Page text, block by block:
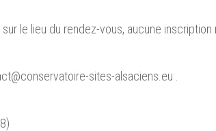
le lieu du rendez-vous, aucune inscription
sites-alsaciens.eu .